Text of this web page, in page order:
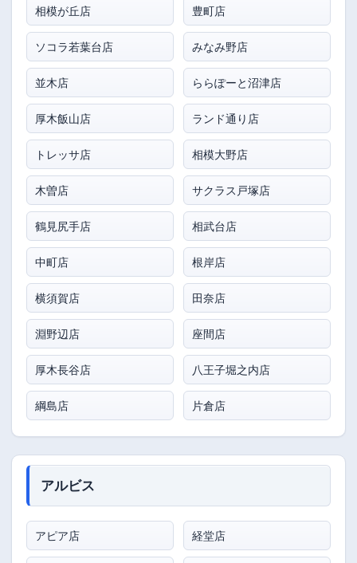
相模が丘店 豊町店
ソコラ若葉台店 みなみ野店
並木店 ららぽーと沼津店
厚木飯山店 ランド通り店
トレッサ店 相模大野店
木曽店 サクラス戸塚店
鶴見尻手店 相武台店
中町店 根岸店
横須賀店 田奈店
淵野辺店 座間店
厚木長谷店 八王子堀之内店
綱島店 片倉店
アルビス
アピア店 経堂店